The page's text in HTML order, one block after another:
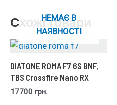
Схожі товари
НЕМАЄ В
НАЯВНОСТІ
DIATONE ROMA F7 6S BNF,
TBS Crossfire Nano RX
17700 грн.